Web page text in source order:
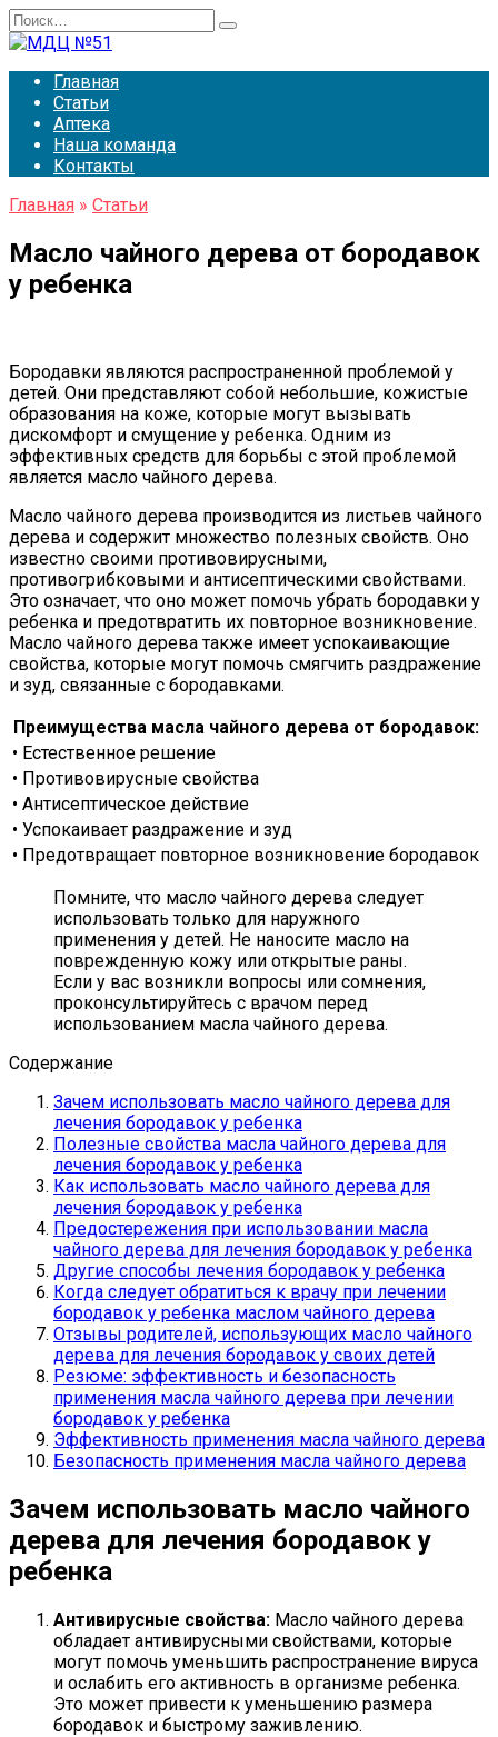
Перейти
к
Search
for:
Главная
Статьи
Аптека
Наша команда
Контакты
Главная » Статьи
Масло чайного дерева от бородавок
у ребенка
Бородавки являются распространенной проблемой у
детей. Они представляют собой небольшие, кожистые
образования на коже, которые могут вызывать
дискомфорт и смущение у ребенка. Одним из
эффективных средств для борьбы с этой проблемой
является масло чайного дерева.
Масло чайного дерева производится из листьев чайного
дерева и содержит множество полезных свойств. Оно
известно своими противовирусными,
противогрибковыми и антисептическими свойствами.
Это означает, что оно может помочь убрать бородавки у
ребенка и предотвратить их повторное возникновение.
Масло чайного дерева также имеет успокаивающие
свойства, которые могут помочь смягчить раздражение
и зуд, связанные с бородавками.
Преимущества масла чайного дерева от бородавок:
• Естественное решение
• Противовирусные свойства
• Антисептическое действие
• Успокаивает раздражение и зуд
• Предотвращает повторное возникновение бородавок
Помните, что масло чайного дерева следует
использовать только для наружного
применения у детей. Не наносите масло на
поврежденную кожу или открытые раны.
Если у вас возникли вопросы или сомнения,
проконсультируйтесь с врачом перед
использованием масла чайного дерева.
Содержание
Зачем использовать масло чайного дерева для
лечения бородавок у ребенка
Полезные свойства масла чайного дерева для
лечения бородавок у ребенка
Как использовать масло чайного дерева для
лечения бородавок у ребенка
Предостережения при использовании масла
чайного дерева для лечения бородавок у ребенка
Другие способы лечения бородавок у ребенка
Когда следует обратиться к врачу при лечении
бородавок у ребенка маслом чайного дерева
Отзывы родителей, использующих масло чайного
дерева для лечения бородавок у своих детей
Резюме: эффективность и безопасность
применения масла чайного дерева при лечении
бородавок у ребенка
Эффективность применения масла чайного дерева
Безопасность применения масла чайного дерева
Зачем использовать масло чайного
дерева для лечения бородавок у
ребенка
Антивирусные свойства: Масло чайного дерева
обладает антивирусными свойствами, которые
могут помочь уменьшить распространение вируса
и ослабить его активность в организме ребенка.
Это может привести к уменьшению размера
бородавок и быстрому заживлению.